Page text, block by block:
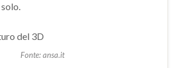
Fonte: ansa.it